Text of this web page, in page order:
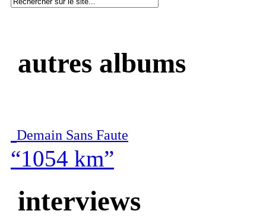
autres albums
Demain Sans Faute
“1054 km”
interviews